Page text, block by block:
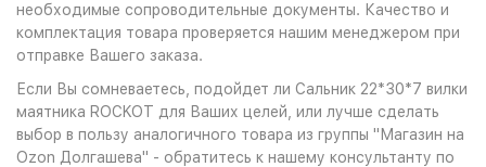
необходимые сопроводительные документы. Качество и
комплектация товара проверяется нашим менеджером при
отправке Вашего заказа.
Если Вы сомневаетесь, подойдет ли Сальник 22*30*7 вилки
маятника ROCKOT для Ваших целей, или лучше сделать
выбор в пользу аналогичного товара из группы "Магазин на
Ozon Долгашева" - обратитесь к нашему консультанту по